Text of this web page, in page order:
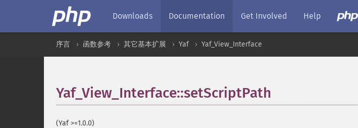
Downloads Documentation Get Involved Help
序言 函数参考 其它基本扩展 Yaf Yaf_View_Interface
Yaf_View_Interface::setScriptPath
(Yaf >=1.0.0)